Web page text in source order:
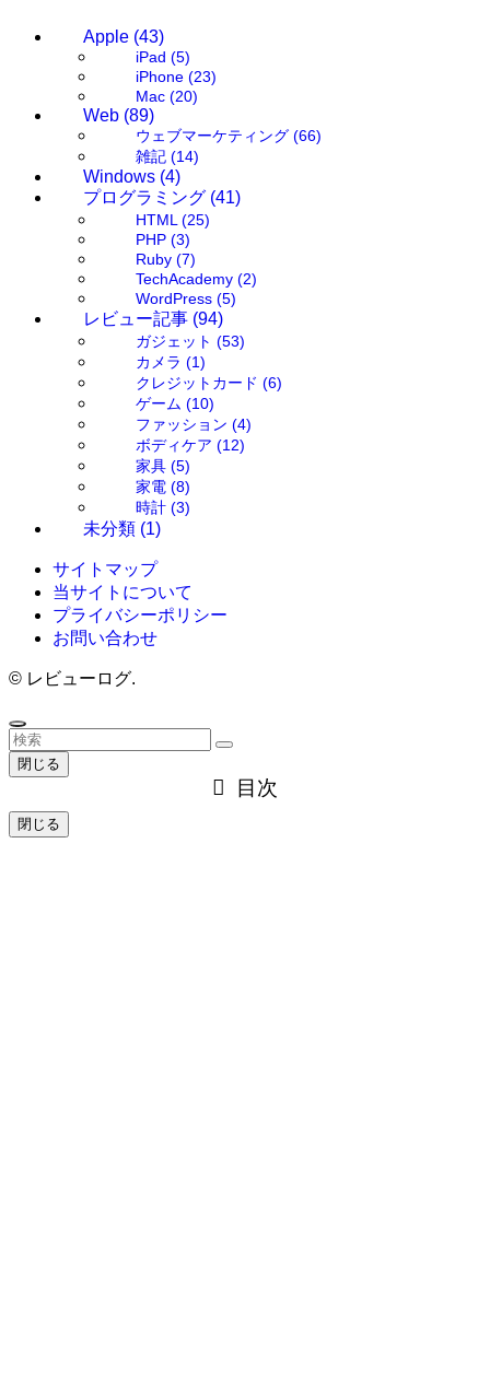
Apple (43)
iPad (5)
iPhone (23)
Mac (20)
Web (89)
ウェブマーケティング (66)
雑記 (14)
Windows (4)
プログラミング (41)
HTML (25)
PHP (3)
Ruby (7)
TechAcademy (2)
WordPress (5)
レビュー記事 (94)
ガジェット (53)
カメラ (1)
クレジットカード (6)
ゲーム (10)
ファッション (4)
ボディケア (12)
家具 (5)
家電 (8)
時計 (3)
未分類 (1)
サイトマップ
当サイトについて
プライバシーポリシー
お問い合わせ
© レビューログ.
閉じる
目次
閉じる